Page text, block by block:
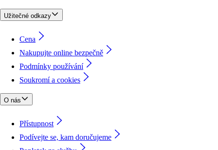
Užitečné odkazy
Cena
Nakupujte online bezpečně
Podmínky používání
Soukromí a cookies
O nás
Přístupnost
Podívejte se, kam doručujeme